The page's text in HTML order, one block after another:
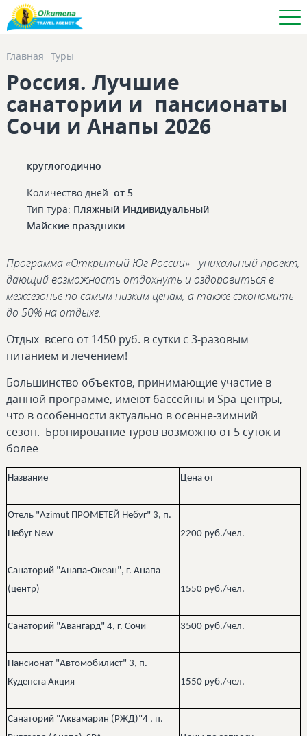
Главная Туры
Россия. Лучшие
санатории и пансионаты
Сочи и Анапы 2026
круглогодично
Количество дней: от 5
Тип тура: Пляжный Индивидуальный
Майские праздники
Программа «Открытый Юг России» - уникальный проект,
дающий возможность отдохнуть и оздоровиться в
межсезонье по самым низким ценам, а также сэкономить
до 50% на отдыхе.
Отдых всего от 1450 руб. в сутки с 3-разовым
питанием и лечением!
Большинство объектов, принимающие участие в
данной программе, имеют бассейны и Spa-центры,
что в особенности актуально в осенне-зимний
сезон. Бронирование туров возможно от 5 суток и
более
Название Цена от
Отель "Azimut ПРОМЕТЕЙ Небуг" 3​, п.
Небуг New
2200 руб./чел.
Санаторий "Анапа-Океан", г. Анапа
(центр)
1550 руб./чел.
Санаторий "Авангард" 4​, г. Сочи 3500 руб./чел.
Пансионат "Автомобилист" 3​, п.
Кудепста Акция
1550 руб./чел.
Санаторий "Аквамарин (РЖД)"4​ , п.